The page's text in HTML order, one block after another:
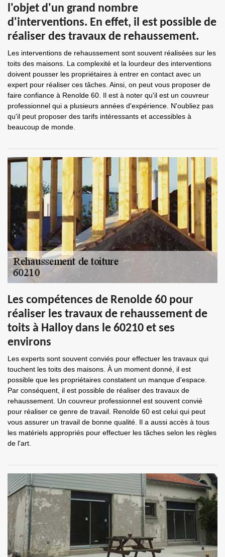
l'objet d'un grand nombre
d'interventions. En effet, il est possible de
réaliser des travaux de rehaussement.
Les interventions de rehaussement sont souvent réalisées sur les
toits des maisons. La complexité et la lourdeur des interventions
doivent pousser les propriétaires à entrer en contact avec un
expert pour réaliser ces tâches. Ainsi, on peut vous proposer de
faire confiance à Renolde 60. Il est à noter qu'il est un couvreur
professionnel qui a plusieurs années d'expérience. N'oubliez pas
qu'il peut proposer des tarifs intéressants et accessibles à
beaucoup de monde.
Les compétences de Renolde 60 pour
réaliser les travaux de rehaussement de
toits à Halloy dans le 60210 et ses
environs
Les experts sont souvent conviés pour effectuer les travaux qui
touchent les toits des maisons. À un moment donné, il est
possible que les propriétaires constatent un manque d'espace.
Par conséquent, il est possible de réaliser des travaux de
rehaussement. Un couvreur professionnel est souvent convié
pour réaliser ce genre de travail. Renolde 60 est celui qui peut
vous assurer un travail de bonne qualité. Il a aussi accès à tous
les matériels appropriés pour effectuer les tâches selon les règles
de l'art.